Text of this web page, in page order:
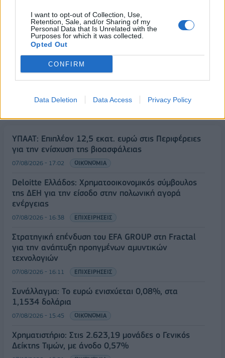
I want to opt-out of Collection, Use,
Retention, Sale, and/or Sharing of my
Personal Data that Is Unrelated with the
Purposes for which it was collected.
Opted Out
CONFIRM
Data Deletion Data Access Privacy Policy
ΡΟΗ ΕΙΔΗΣΕΩΝ
ΥΠΑΑΤ: Επιπλέον 12,5 εκατ. ευρώ στις Περιφέρειες
για την ενίσχυση της βιοασφάλειας
07/08/2026 - 17:02 ΟΙΚΟΝΟΜΙΑ
Deloitte Ελλάδος: Χρηματοοικονομικός σύμβουλος
της ΔΕΗ για την είσοδο στην πολωνική αγορά
ενέργειας
07/08/2026 - 16:38 ΕΠΙΧΕΙΡΗΣΕΙΣ
Στρατηγική επένδυση του EFA GROUP στη Fractal
για την ανάπτυξη προηγμένων αμυντικών
τεχνολογιών
07/08/2026 - 16:11 ΕΠΙΧΕΙΡΗΣΕΙΣ
Συνάλλαγμα: Το ευρώ ενισχύεται 0,08%, στα
1,1534 δολάρια
07/08/2026 - 15:45 ΟΙΚΟΝΟΜΙΑ
Χρηματιστήριο: Στις 2.623,19 μονάδες ο Γενικός
Δείκτης Τιμών, με άνοδο 0,57%